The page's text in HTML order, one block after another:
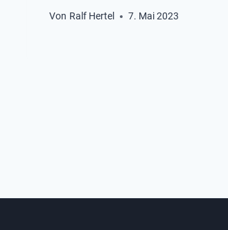
Von Ralf Hertel 7. Mai 2023